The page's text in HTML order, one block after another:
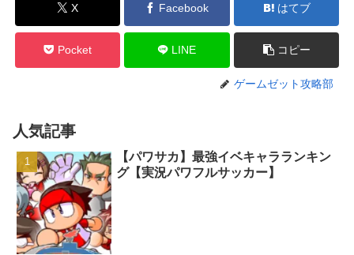
X Facebook はてブ
Pocket LINE コピー
ゲームゼット攻略部
人気記事
【パワサカ】最強イベキャラランキン
グ【実況パワフルサッカー】